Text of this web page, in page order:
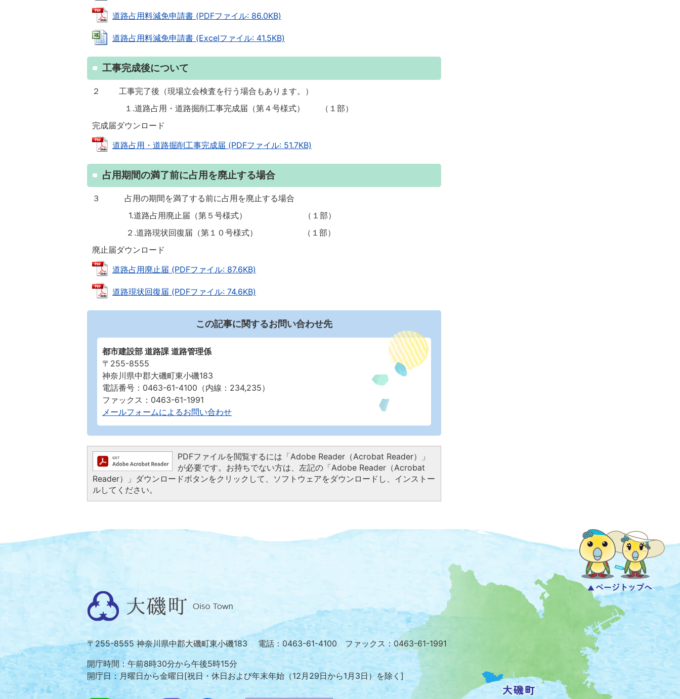
道路占用料減免申請書 (PDFファイル: 86.0KB)
道路占用料減免申請書 (Excelファイル: 41.5KB)
工事完成後について
２ 工事完了後（現場立会検査を行う場合もあります。）
１.道路占用・道路掘削工事完成届（第４号様式） （１部）
完成届ダウンロード
道路占用・道路掘削工事完成届 (PDFファイル: 51.7KB)
占用期間の満了前に占用を廃止する場合
３ 占用の期間を満了する前に占用を廃止する場合
1.道路占用廃止届（第５号様式） （１部）
２.道路現状回復届（第１０号様式） （１部）
廃止届ダウンロード
道路占用廃止届 (PDFファイル: 87.6KB)
道路現状回復届 (PDFファイル: 74.6KB)
この記事に関するお問い合わせ先
都市建設部 道路課 道路管理係
〒255-8555
神奈川県中郡大磯町東小磯183
電話番号：0463-61-4100（内線：234,235）
ファックス：0463-61-1991
メールフォームによるお問い合わせ
PDFファイルを閲覧するには「Adobe Reader（Acrobat Reader）」
が必要です。お持ちでない方は、左記の「Adobe Reader（Acrobat
Reader）」ダウンロードボタンをクリックして、ソフトウェアをダウンロードし、インストー
ルしてください。
位
置
を
記
し
地
図。
大
磯
Oiso
Town
〒255-8555 神奈川県中郡大磯町東小磯183 電話：0463-61-4100 ファックス：0463-61-1991
開庁時間：午前8時30分から午後5時15分
開庁日：月曜日から金曜日[祝日・休日および年末年始（12月29日から1月3日）を除く]